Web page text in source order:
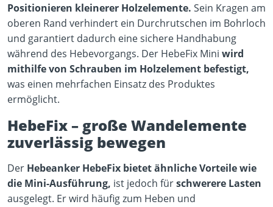
Positionieren kleinerer Holzelemente. Sein Kragen am
oberen Rand verhindert ein Durchrutschen im Bohrloch
und garantiert dadurch eine sichere Handhabung
während des Hebevorgangs. Der HebeFix Mini wird
mithilfe von Schrauben im Holzelement befestigt,
was einen mehrfachen Einsatz des Produktes
ermöglicht.
HebeFix – große Wandelemente
zuverlässig bewegen
Der Hebeanker HebeFix bietet ähnliche Vorteile wie
die Mini-Ausführung, ist jedoch fürschwerere Lasten
ausgelegt. Er wird häufig zum Heben und